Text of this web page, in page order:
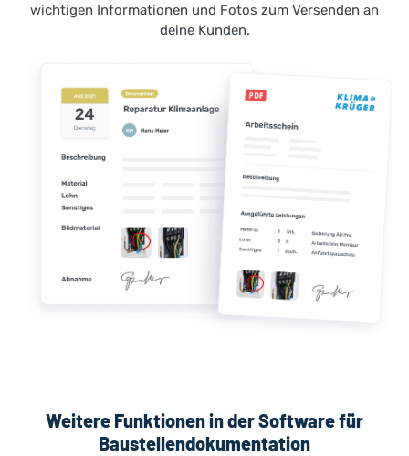
wichtigen Informationen und Fotos zum Versenden an
deine Kunden.
Weitere Funktionen in der Software für
Baustellendokumentation